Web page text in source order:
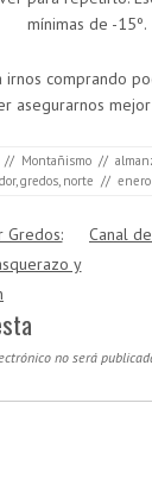
mínimas de -15º.
comprando
asegurarnos
// Montañismo //
,gredos, norte //
Gredos:
y
Canal
no será